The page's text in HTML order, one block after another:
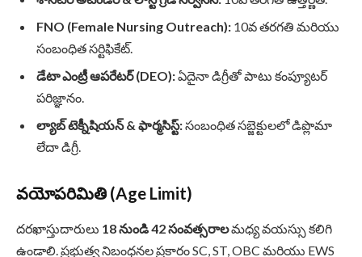
FNO (Female Nursing Outreach): 10వ తరగతి మరియు
సంబంధిత సర్టిఫికేట్.
డేటా ఎంట్రీ ఆపరేటర్ (DEO):ఏదైనా డిగ్రీతో పాటు కంప్యూటర్
పరిజ్ఞానం.
ల్యాబ్ టెక్నీషియన్ & ఫార్మసిస్ట్:సంబంధిత సబ్జెక్టులలో డిప్లొమా
లేదా డిగ్రీ.
వయోపరిమితి (Age Limit)
దరఖాస్తుదారులు 18 నుండి 42 సంవత్సరాలమధ్య వయస్సు కలిగి
ఉండాలి. ప్రభుత్వ నిబంధనల ప్రకారం SC, ST, OBC మరియు EWS